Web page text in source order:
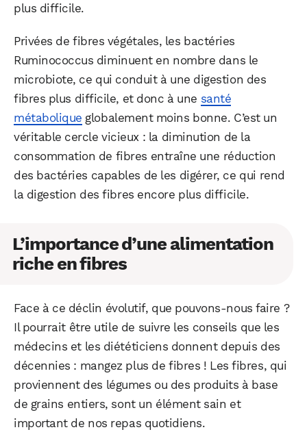
plus difficile.
Privées de fibres végétales, les bactéries
Ruminococcus diminuent en nombre dans le
microbiote, ce qui conduit à une digestion des
fibres plus difficile, et donc à une santé
métabolique globalement moins bonne. C’est un
véritable cercle vicieux : la diminution de la
consommation de fibres entraîne une réduction
des bactéries capables de les digérer, ce qui rend
la digestion des fibres encore plus difficile.
L’importance d’une alimentation
riche en fibres
Face à ce déclin évolutif, que pouvons-nous faire ?
Il pourrait être utile de suivre les conseils que les
médecins et les diététiciens donnent depuis des
décennies : mangez plus de fibres ! Les fibres, qui
proviennent des légumes ou des produits à base
de grains entiers, sont un élément sain et
important de nos repas quotidiens.